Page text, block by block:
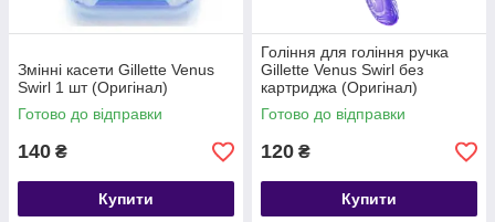
Змінні касети Gillette Venus
Swirl 1 шт (Оригінал)
Готово до відправки
140 ₴
Купити
Гоління для гоління ручка
Gillette Venus Swirl без
картриджа (Оригінал)
Готово до відправки
120 ₴
Купити